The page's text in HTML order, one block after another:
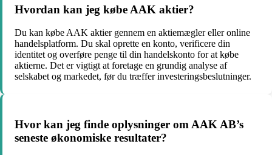
Hvordan kan jeg købe AAK aktier?
Du kan købe AAK aktier gennem en aktiemægler eller online
handelsplatform. Du skal oprette en konto, verificere din
identitet og overføre penge til din handelskonto for at købe
aktierne. Det er vigtigt at foretage en grundig analyse af
selskabet og markedet, før du træffer investeringsbeslutninger.
Hvor kan jeg finde oplysninger om AAK AB’s
seneste økonomiske resultater?